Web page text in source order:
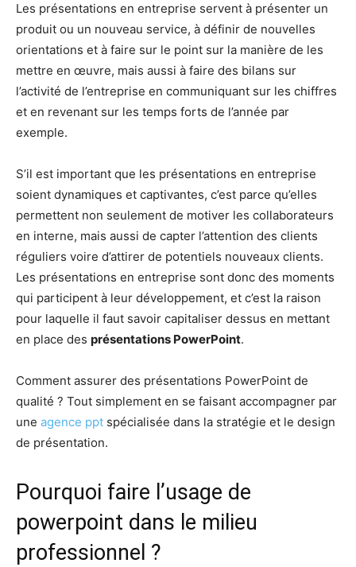
Les présentations en entreprise servent à présenter un
produit ou un nouveau service, à définir de nouvelles
orientations et à faire sur le point sur la manière de les
mettre en œuvre, mais aussi à faire des bilans sur
l’activité de l’entreprise en communiquant sur les chiffres
et en revenant sur les temps forts de l’année par
exemple.
S’il est important que les présentations en entreprise
soient dynamiques et captivantes, c’est parce qu’elles
permettent non seulement de motiver les collaborateurs
en interne, mais aussi de capter l’attention des clients
réguliers voire d’attirer de potentiels nouveaux clients.
Les présentations en entreprise sont donc des moments
qui participent à leur développement, et c’est la raison
pour laquelle il faut savoir capitaliser dessus en mettant
en place des présentations PowerPoint.
Comment assurer des présentations PowerPoint de
qualité ? Tout simplement en se faisant accompagner par
une agence ppt spécialisée dans la stratégie et le design
de présentation.
Pourquoi faire l’usage de
powerpoint dans le milieu
professionnel ?